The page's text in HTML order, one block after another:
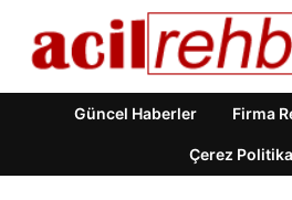
Güncel Haberler Firma
Çerez